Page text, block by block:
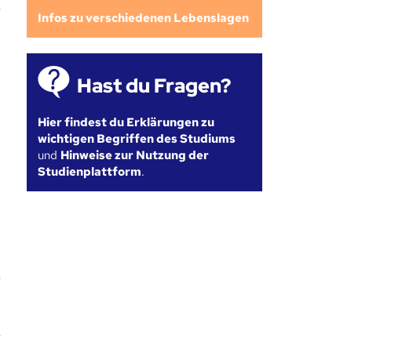
Infos zu verschiedenen Lebenslagen
Hast du Fragen?
Hier findest du Erklärungen zu
wichtigen Begriffen des Studiums
und Hinweise zur Nutzung der
Studienplattform.